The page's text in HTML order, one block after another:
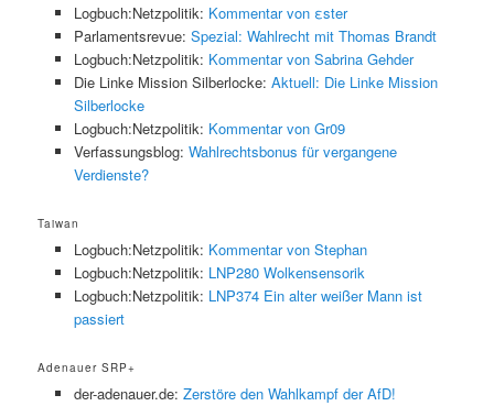
Logbuch:Netzpolitik: Kommentar von εster
Parlamentsrevue: Spezial: Wahlrecht mit Thomas Brandt
Logbuch:Netzpolitik: Kommentar von Sabrina Gehder
Die Linke Mission Silberlocke: Aktuell: Die Linke Mission
Silberlocke
Logbuch:Netzpolitik: Kommentar von Gr09
Verfassungsblog: Wahlrechtsbonus für vergangene
Verdienste?
Taiwan
Logbuch:Netzpolitik: Kommentar von Stephan
Logbuch:Netzpolitik: LNP280 Wolkensensorik
Logbuch:Netzpolitik: LNP374 Ein alter weißer Mann ist
passiert
Adenauer SRP+
der-adenauer.de: Zerstöre den Wahlkampf der AfD!